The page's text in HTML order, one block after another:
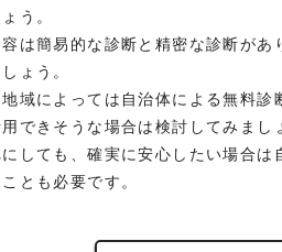
う。
は簡易的な診断と精密な診断が
ょう。
地域によっては自治体による無料
できそうな場合は検討してみまし
しても、確実に安心したい場合
とも必要です。